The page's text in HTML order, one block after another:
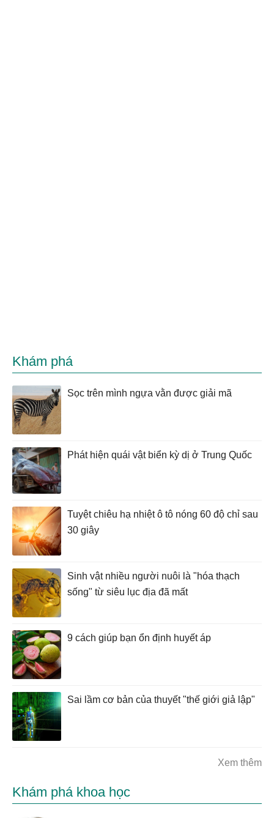
Khám phá
Sọc trên mình ngựa vằn được giải mã
Phát hiện quái vật biển kỳ dị ở Trung Quốc
Tuyệt chiêu hạ nhiệt ô tô nóng 60 độ chỉ sau
30 giây
Sinh vật nhiều người nuôi là "hóa thạch
sống" từ siêu lục địa đã mất
9 cách giúp bạn ổn định huyết áp
Sai lầm cơ bản của thuyết "thế giới giả lập"
Xem thêm
Khám phá khoa học